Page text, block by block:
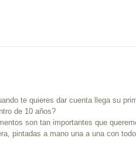
te quieres dar cuenta llega su
de 10 años?
son tan importantes que
pintadas a mano una a una con